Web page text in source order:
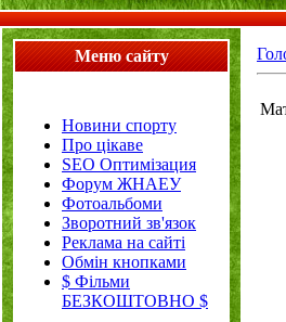
Меню сайту
Новини спорту
Про цікаве
SEO Оптимізация
Форум ЖНАЕУ
Фотоальбоми
Зворотний зв'язок
Реклама на сайті
Обмін кнопками
$ Фільми
БЕЗКОШТОВНО $